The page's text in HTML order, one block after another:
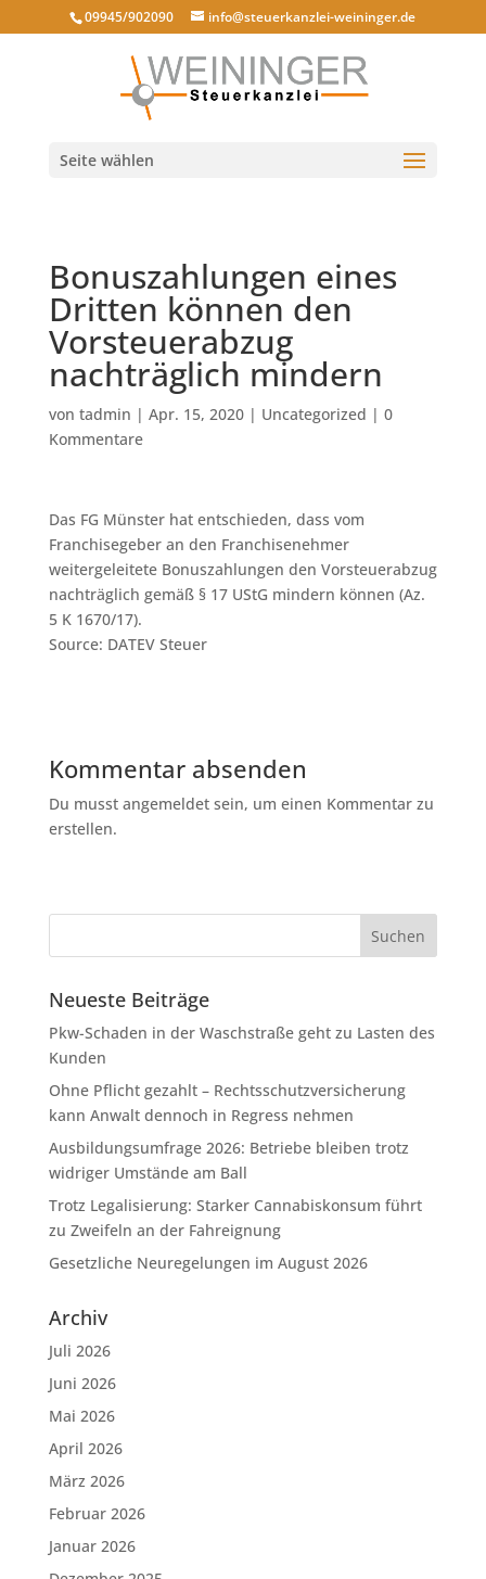
09945/902090 info@steuerkanzlei-weininger.de
Seite wählen
Bonuszahlungen eines
Dritten können den
Vorsteuerabzug
nachträglich mindern
von tadmin | Apr. 15, 2020| Uncategorized | 0
Kommentare
Das FG Münster hat entschieden, dass vom
Franchisegeber an den Franchisenehmer
weitergeleitete Bonuszahlungen den Vorsteuerabzug
nachträglich gemäß § 17 UStG mindern können (Az.
5 K 1670/17).
Source: DATEV Steuer
Kommentar absenden
Du musst angemeldet sein, um einen Kommentar zu
erstellen.
Neueste Beiträge
Pkw-Schaden in der Waschstraße geht zu Lasten des
Kunden
Ohne Pflicht gezahlt – Rechtsschutzversicherung
kann Anwalt dennoch in Regress nehmen
Ausbildungsumfrage 2026: Betriebe bleiben trotz
widriger Umstände am Ball
Trotz Legalisierung: Starker Cannabiskonsum führt
zu Zweifeln an der Fahreignung
Gesetzliche Neuregelungen im August 2026
Archiv
Juli 2026
Juni 2026
Mai 2026
April 2026
März 2026
Februar 2026
Januar 2026